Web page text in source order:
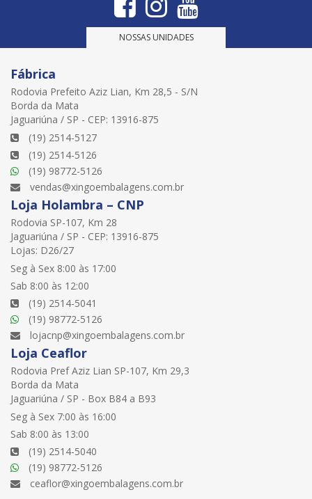
NOSSAS UNIDADES
Fábrica
Rodovia Prefeito Aziz Lian, Km 28,5 - S/N
Borda da Mata
Jaguariúna / SP - CEP: 13916-875
(19) 2514-5127
(19) 2514-5126
(19) 98772-5126
vendas@xingoembalagens.com.br
Loja Holambra – CNP
Rodovia SP-107, Km 28
Jaguariúna / SP - CEP: 13916-875
Lojas: D26/27
Seg à Sex 8:00 às 17:00
Sab 8:00 às 12:00
(19) 2514-5041
(19) 98772-5126
lojacnp@xingoembalagens.com.br
Loja Ceaflor
Rodovia Pref Aziz Lian SP-107, Km 29,3
Borda da Mata
Jaguariúna / SP - Box B84 a B93
Seg à Sex 7:00 às 16:00
Sab 8:00 às 13:00
(19) 2514-5040
(19) 98772-5126
ceaflor@xingoembalagens.com.br